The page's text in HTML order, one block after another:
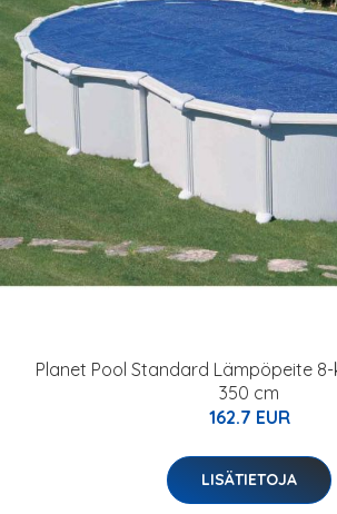
Planet Pool Standard Lämpöpeite 8-
350 cm
162.7 EUR
LISÄTIETOJA